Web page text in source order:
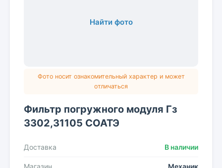
Найти фото
Фото носит ознакомительный характер и может
отличаться
Фильтр погружного модуля Гз
3302,31105 СОАТЭ
Доставка В наличии
Магазин Механик